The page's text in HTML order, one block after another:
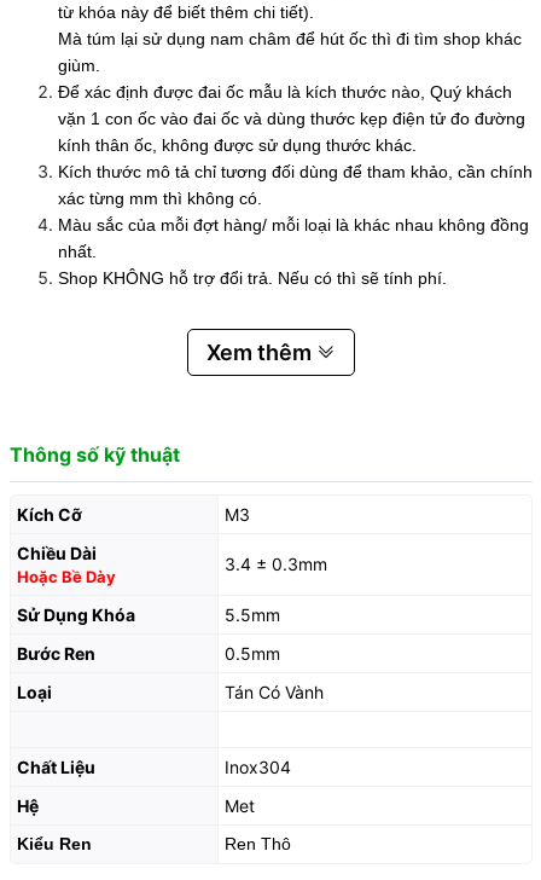
từ khóa này để biết thêm chi tiết).
Mà túm lại sử dụng nam châm để hút ốc thì đi tìm shop khác
giùm.
Để xác định được đai ốc mẫu là kích thước nào, Quý khách
vặn 1 con ốc vào đai ốc và dùng thước kẹp điện tử đo đường
kính thân ốc, không được sử dụng thước khác.
Kích thước mô tả chỉ tương đối dùng để tham khảo, cần chính
xác từng mm thì không có.
Màu sắc của mỗi đợt hàng/ mỗi loại là khác nhau không đồng
nhất.
Shop KHÔNG hỗ trợ đổi trả. Nếu có thì sẽ tính phí.
Xem thêm
Thông số kỹ thuật
Kích Cỡ
M3
Chiều Dài
Hoặc Bề Dày
3.4 ± 0.3mm
Sử Dụng Khóa
5.5mm
Bước Ren
0.5mm
Loại
Tán Có Vành
Chất Liệu
Inox304
Hệ
Met
Kiểu Ren Ren Thô